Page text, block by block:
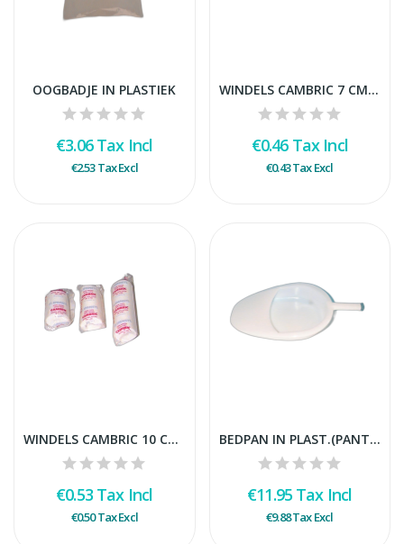
OOGBADJE IN PLASTIEK
€3.06Tax Incl
€2.53Tax Excl
WINDELS CAMBRIC 7 CM STUK
€0.46 Tax Incl
€0.43Tax Excl
WINDELS CAMBRIC 10 CM STUK
€0.53 Tax Incl
€0.50Tax Excl
BEDPAN IN PLAST.(PANTOFFELMODEL - ZONDER DEKSEL)
€11.95 Tax Incl
€9.88Tax Excl